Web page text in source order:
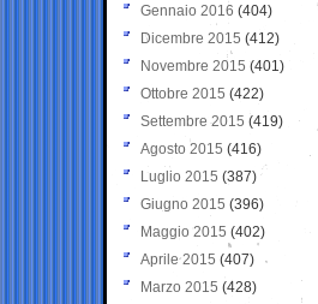
Gennaio 2016 (404)
Dicembre 2015 (412)
Novembre 2015 (401)
Ottobre 2015 (422)
Settembre 2015 (419)
Agosto 2015 (416)
Luglio 2015 (387)
Giugno 2015 (396)
Maggio 2015 (402)
Aprile 2015 (407)
Marzo 2015 (428)